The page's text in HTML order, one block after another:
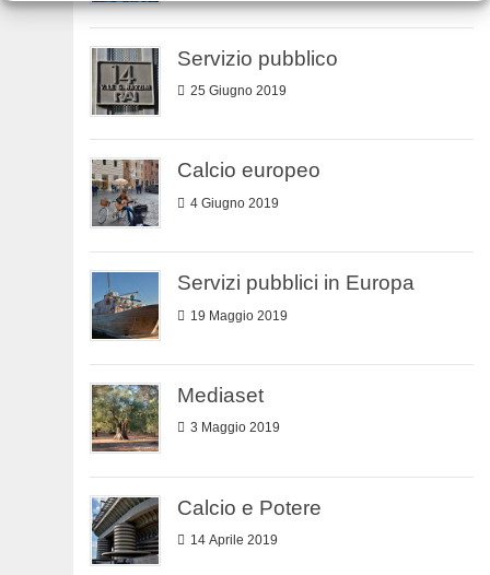
Servizio pubblico
25 Giugno 2019
Calcio europeo
4 Giugno 2019
Servizi pubblici in Europa
19 Maggio 2019
Mediaset
3 Maggio 2019
Calcio e Potere
14 Aprile 2019